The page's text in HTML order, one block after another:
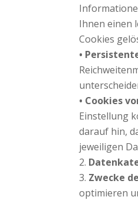
Ihnen einen
Cookies
•
• Cookies
Einstellung
darauf hin,
jeweiligen
Zwecke
optimieren